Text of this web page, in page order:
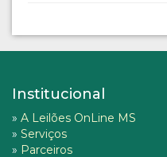
Institucional
» A Leilões OnLine MS
» Serviços
» Parceiros